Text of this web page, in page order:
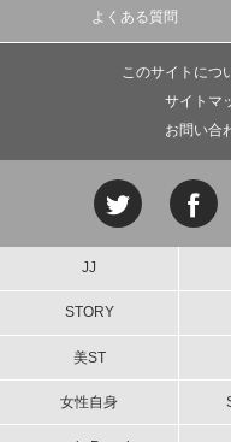
よくある質問
このサイトにつ
サイトマ
お問い合
JJ
STORY
美ST
女性自身